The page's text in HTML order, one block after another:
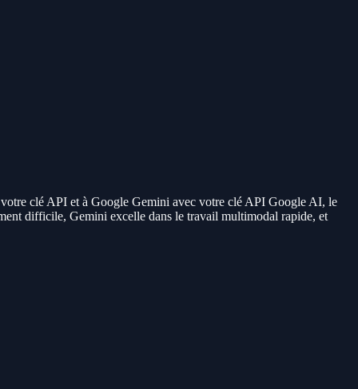
clé API et à Google Gemini avec votre clé API Google AI, le
difficile, Gemini excelle dans le travail multimodal rapide, et